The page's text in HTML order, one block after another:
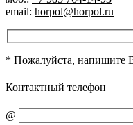
email: horpol@horpol.ru
* Пожалуйста, напишите
Контактный телефон
@